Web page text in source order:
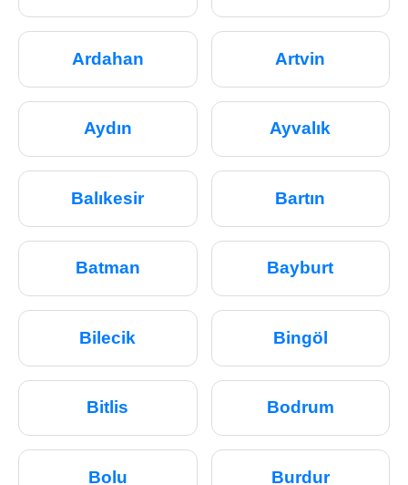
Ardahan Artvin
Aydın Ayvalık
Balıkesir Bartın
Batman Bayburt
Bilecik Bingöl
Bitlis Bodrum
Bolu Burdur